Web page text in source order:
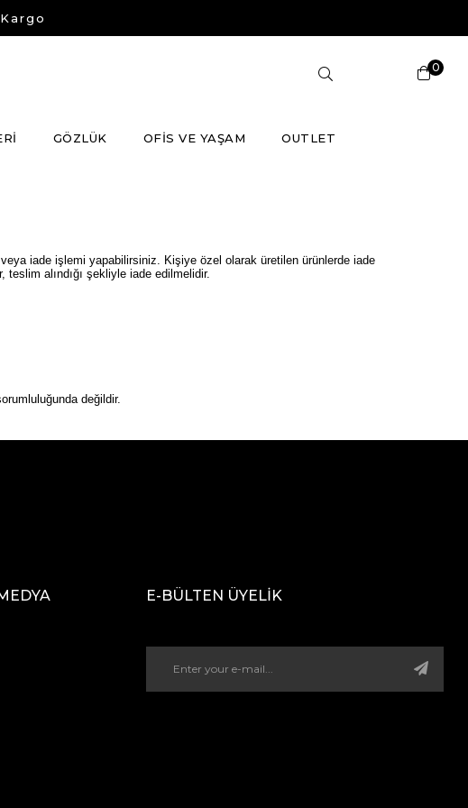
0
GÖZLÜK OFİS VE YAŞAM OUTLET
iade işlemi yapabilirsiniz. Kişiye özel olarak üretilen ürünlerde iade
teslim alındığı şekliyle iade edilmelidir.
değildir.
E-BÜLTEN ÜYELİK